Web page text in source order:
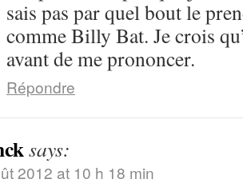
sais pas par quel bout le
comme Billy Bat. Je crois
avant de me prononcer.
Répondre
says:
2012 at 10 h 18 min